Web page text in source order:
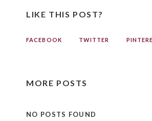
LIKE THIS POST?
FACEBOOK TWITTER
MORE POSTS
NO POSTS FOUND